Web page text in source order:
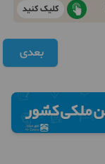
کلیک کنید
بعدی